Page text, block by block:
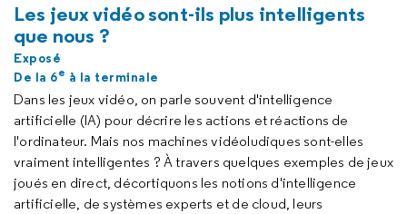
Les jeux vidéo sont-ils plus intelligents
que nous ?
Exposé
De la 6e à la terminale
Dans les jeux vidéo, on parle souvent d'intelligence
artificielle (IA) pour décrire les actions et réactions de
l'ordinateur. Mais nos machines vidéoludiques sont-elles
vraiment intelligentes ? À travers quelques exemples de jeux
joués en direct, décortiquons les notions d'intelligence
artificielle, de systèmes experts et de cloud , leurs